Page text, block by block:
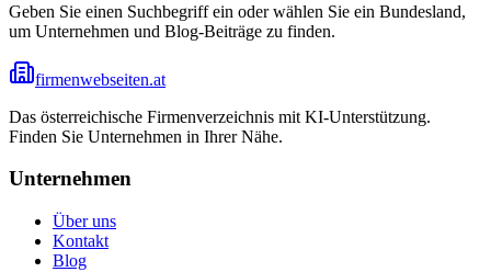
Geben Sie einen Suchbegriff ein oder wählen Sie ein Bundesland,
um Unternehmen und Blog-Beiträge zu finden.
firmenwebseiten.at
Das österreichische Firmenverzeichnis mit KI-Unterstützung.
Finden Sie Unternehmen in Ihrer Nähe.
Unternehmen
Über uns
Kontakt
Blog